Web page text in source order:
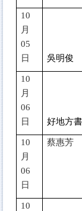
10
月
05
日
吳明俊
10
月
06
日
好地方
10
月
06
日
蔡惠芳
10